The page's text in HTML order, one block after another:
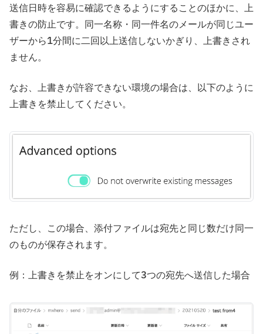
送信日時を容易に確認できるようにすることのほかに、上
書きの防止です。同一名称・同一件名のメールが同じユー
ザーから1分間に二回以上送信しないかぎり、上書きされ
ません。
なお、上書きが許容できない環境の場合は、以下のように
上書きを禁止してください。
ただし、この場合、添付ファイルは宛先と同じ数だけ同一
のものが保存されます。
例：上書きを禁止をオンにして3つの宛先へ送信した場合